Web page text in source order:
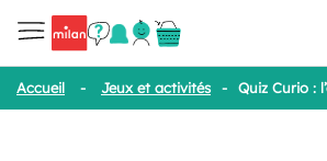
Accueil - Jeux et activités - Quiz Curio :